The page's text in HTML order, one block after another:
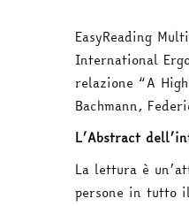
EasyReading
International
relazione “A
Bachmann,
L’Abstract
La lettura è
persone in tutto